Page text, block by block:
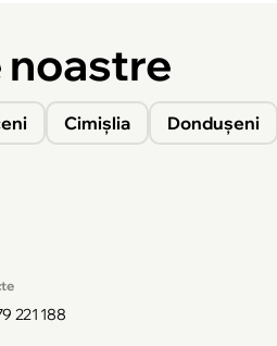
noastre
Cimișlia Donduşeni
221 188